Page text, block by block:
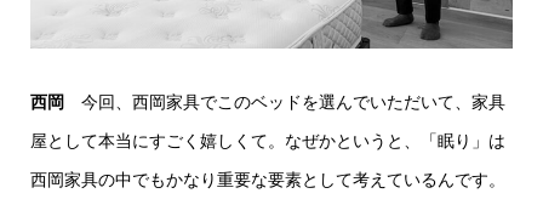
西岡
今回、西岡家具でこのベッドを選んでいただいて、家具
屋として本当にすごく嬉しくて。なぜかというと、「眠り」は
西岡家具の中でもかなり重要な要素として考えているんです。